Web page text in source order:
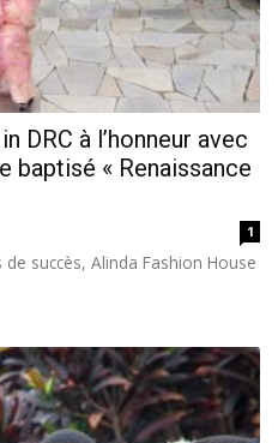
DRC à l’honneur avec
baptisé « Renaissance
1
succès, Alinda Fashion House